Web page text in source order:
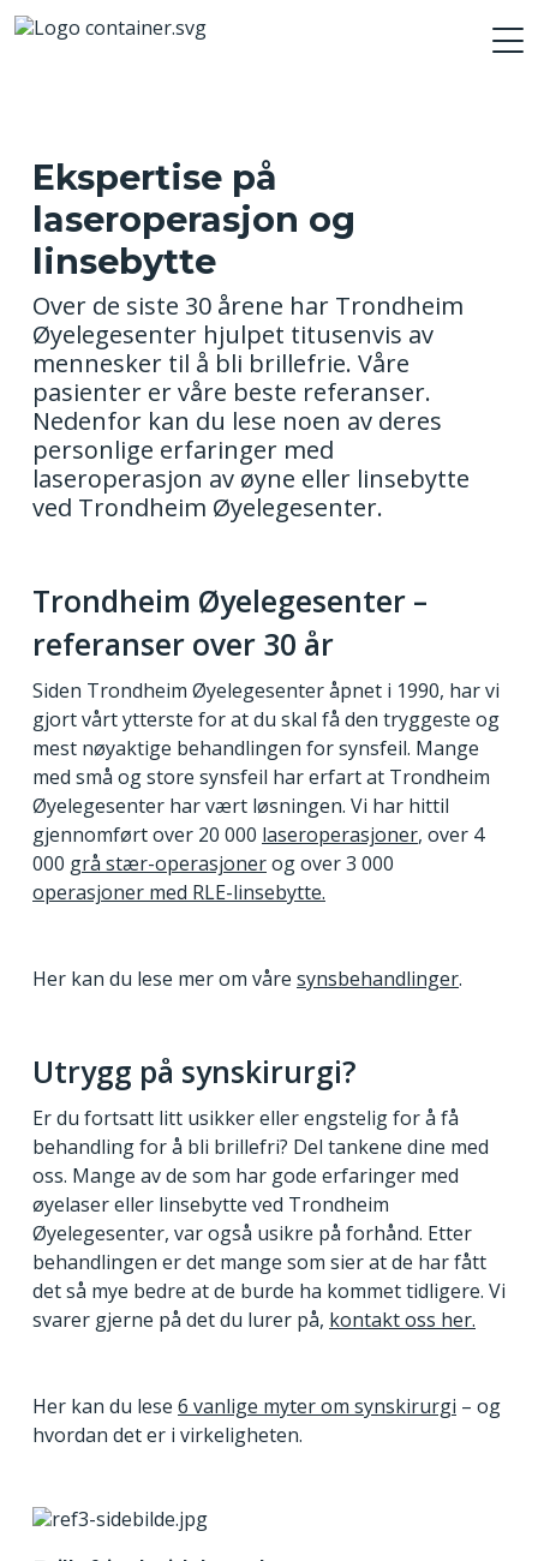
Ekspertise på
laseroperasjon og
linsebytte
Over de siste 30 årene har Trondheim
Øyelegesenter hjulpet titusenvis av
mennesker til å bli brillefrie. Våre
pasienter er våre beste referanser.
Nedenfor kan du lese noen av deres
personlige erfaringer med
laseroperasjon av øyne eller linsebytte
ved Trondheim Øyelegesenter.
Trondheim Øyelegesenter –
referanser over 30 år
Siden Trondheim Øyelegesenter åpnet i 1990, har vi
gjort vårt ytterste for at du skal få den tryggeste og
mest nøyaktige behandlingen for synsfeil. Mange
med små og store synsfeil har erfart at Trondheim
Øyelegesenter har vært løsningen. Vi har hittil
gjennomført over 20 000 laseroperasjoner, over 4
000 grå stær-operasjonerog over 3 000
operasjoner med RLE-linsebytte.
Her kan du lese mer om våre synsbehandlinger.
Utrygg på synskirurgi?
Er du fortsatt litt usikker eller engstelig for å få
behandling for å bli brillefri? Del tankene dine med
oss. Mange av de som har gode erfaringer med
øyelaser eller linsebytte ved Trondheim
Øyelegesenter, var også usikre på forhånd. Etter
behandlingen er det mange som sier at de har fått
det så mye bedre at de burde ha kommet tidligere. Vi
svarer gjerne på det du lurer på, kontakt oss her.
Her kan du lese 6 vanlige myter om synskirurgi – og
hvordan det er i virkeligheten.